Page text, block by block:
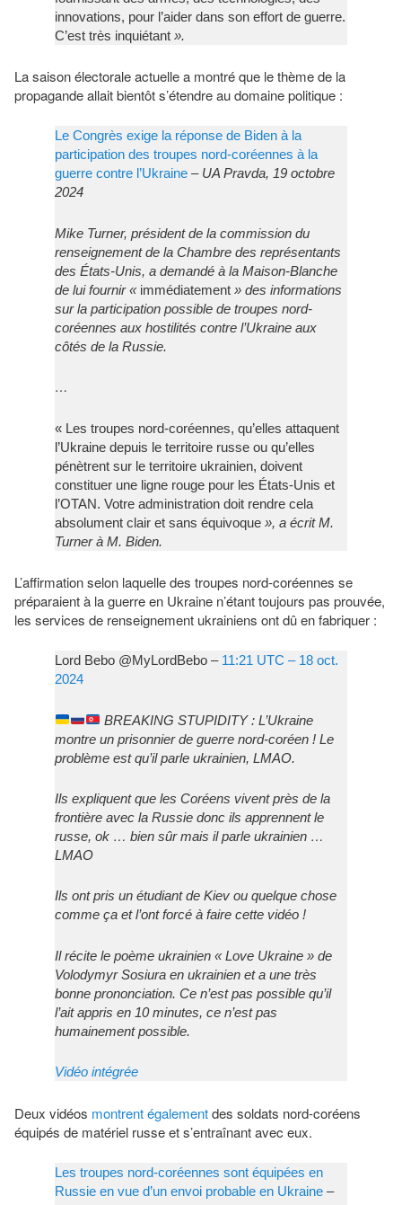
innovations, pour l’aider dans son effort de guerre.
C’est très inquiétant ».
La saison électorale actuelle a montré que le thème de la
propagande allait bientôt s’étendre au domaine politique :
Le Congrès exige la réponse de Biden à la
participation des troupes nord-coréennes à la
guerre contre l’Ukraine – UA Pravda, 19 octobre
2024
Mike Turner, président de la commission du
renseignement de la Chambre des représentants
des États-Unis, a demandé à la Maison-Blanche
de lui fournir « immédiatement » des informations
sur la participation possible de troupes nord-
coréennes aux hostilités contre l’Ukraine aux
côtés de la Russie.
…
« Les troupes nord-coréennes, qu’elles attaquent
l’Ukraine depuis le territoire russe ou qu’elles
pénètrent sur le territoire ukrainien, doivent
constituer une ligne rouge pour les États-Unis et
l’OTAN. Votre administration doit rendre cela
absolument clair et sans équivoque », a écrit M.
Turner à M. Biden.
L’affirmation selon laquelle des troupes nord-coréennes se
préparaient à la guerre en Ukraine n’étant toujours pas prouvée,
les services de renseignement ukrainiens ont dû en fabriquer :
Lord Bebo @MyLordBebo – 11:21 UTC – 18 oct.
2024
BREAKING STUPIDITY : L’Ukraine
montre un prisonnier de guerre nord-coréen ! Le
problème est qu’il parle ukrainien, LMAO.
Ils expliquent que les Coréens vivent près de la
frontière avec la Russie donc ils apprennent le
russe, ok … bien sûr mais il parle ukrainien …
LMAO
Ils ont pris un étudiant de Kiev ou quelque chose
comme ça et l’ont forcé à faire cette vidéo !
Il récite le poème ukrainien « Love Ukraine » de
Volodymyr Sosiura en ukrainien et a une très
bonne prononciation. Ce n’est pas possible qu’il
l’ait appris en 10 minutes, ce n’est pas
humainement possible.
Vidéo intégrée
Deux vidéos montrent égalementdes soldats nord-coréens
équipés de matériel russe et s’entraînant avec eux.
Les troupes nord-coréennes sont équipées en
Russie en vue d’un envoi probable en Ukraine –